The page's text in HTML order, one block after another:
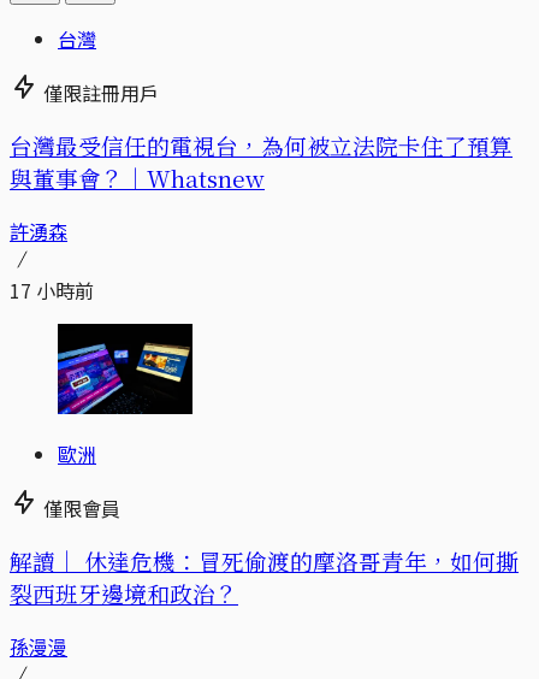
台灣
僅限註冊用戶
台灣最受信任的電視台，為何被立法院卡住了預算
與董事會？｜Whatsnew
許湧森
17 小時前
歐洲
僅限會員
解讀｜ 休達危機：冒死偷渡的摩洛哥青年，如何撕
裂西班牙邊境和政治？
孫漫漫